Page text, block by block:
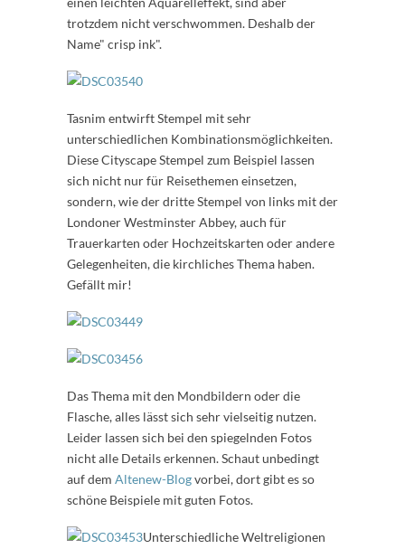
trotzdem nicht verschwommen. Deshalb der
Name" crisp ink".
Tasnim entwirft Stempel mit sehr
unterschiedlichen Kombinationsmöglichkeiten.
Diese Cityscape Stempel zum Beispiel lassen
sich nicht nur für Reisethemen einsetzen,
sondern, wie der dritte Stempel von links mit der
Londoner Westminster Abbey, auch für
Trauerkarten oder Hochzeitskarten oder andere
Gelegenheiten, die kirchliches Thema haben.
Gefällt mir!
Das Thema mit den Mondbildern oder die
Flasche, alles lässt sich sehr vielseitig nutzen.
Leider lassen sich bei den spiegelnden Fotos
nicht alle Details erkennen. Schaut unbedingt
auf dem Altenew-Blogvorbei, dort gibt es so
schöne Beispiele mit guten Fotos.
Unterschiedliche Weltreligionen